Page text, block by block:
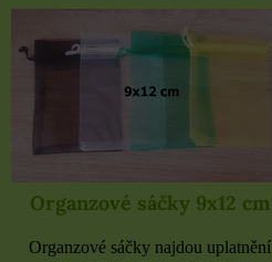
Organzové sáčky 9x12 cm
Organzové sáčky najdou uplatnění